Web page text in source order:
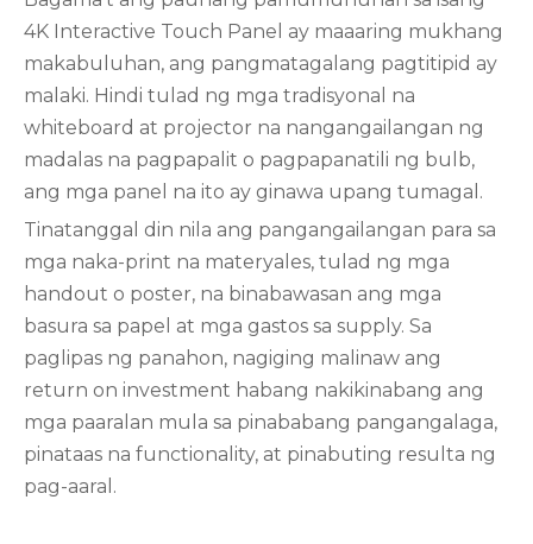
4K Interactive Touch Panel ay maaaring mukhang
makabuluhan, ang pangmatagalang pagtitipid ay
malaki. Hindi tulad ng mga tradisyonal na
whiteboard at projector na nangangailangan ng
madalas na pagpapalit o pagpapanatili ng bulb,
ang mga panel na ito ay ginawa upang tumagal.
Tinatanggal din nila ang pangangailangan para sa
mga naka-print na materyales, tulad ng mga
handout o poster, na binabawasan ang mga
basura sa papel at mga gastos sa supply. Sa
paglipas ng panahon, nagiging malinaw ang
return on investment habang nakikinabang ang
mga paaralan mula sa pinababang pangangalaga,
pinataas na functionality, at pinabuting resulta ng
pag-aaral.